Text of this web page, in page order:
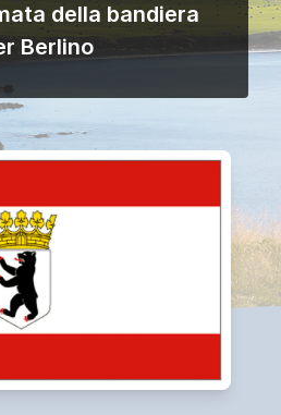
della bandiera
Berlino